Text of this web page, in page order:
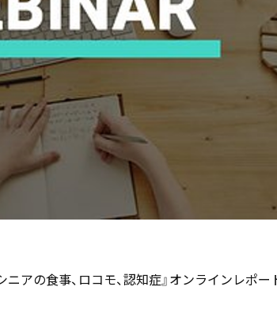
アの食事、ロコモ、認知症』オンラインレポ